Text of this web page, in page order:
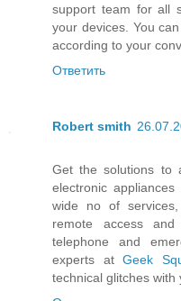
support team for all
your devices. You
according to your
Ответить
Robert smith
Get the solutions to
electronic appliances
wide no of
remote access
telephone and
experts at Geek
technical glitches with